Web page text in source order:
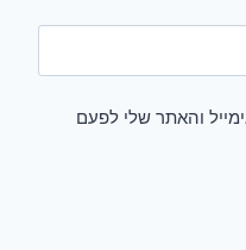
והאתר שלי לפעם